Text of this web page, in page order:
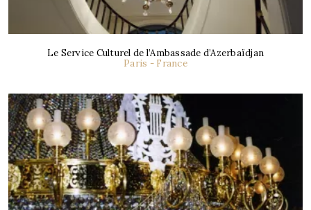
Le Service Culturel de l’Ambassade d’Azerbaïdjan
Paris - France